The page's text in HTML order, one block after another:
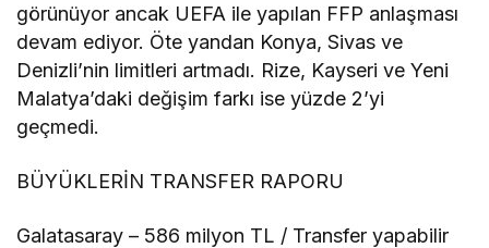
görünüyor ancak UEFA ile yapılan FFP anlaşması
devam ediyor. Öte yandan Konya, Sivas ve
Denizli’nin limitleri artmadı. Rize, Kayseri ve Yeni
Malatya’daki değişim farkı ise yüzde 2’yi
geçmedi.
BÜYÜKLERİN TRANSFER RAPORU
Galatasaray – 586 milyon TL / Transfer yapabilir